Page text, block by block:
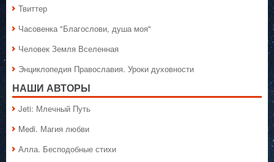
Твиттер
Часовенка "Благослови, душа моя"
Человек Земля Вселенная
Энциклопедия Православия. Уроки духовности
НАШИ АВТОРЫ
Jeti: Млечный Путь
Medi. Магия любви
Алла. Бесподобные стихи